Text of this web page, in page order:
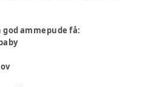
god ammepude få: